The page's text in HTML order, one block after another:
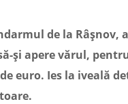
de la Râşnov,
și apere vărul,
euro. Ies la iveală